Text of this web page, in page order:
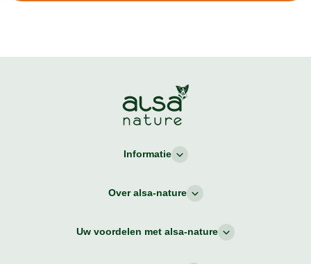
Informatie
Over alsa-nature
Uw voordelen met alsa-nature